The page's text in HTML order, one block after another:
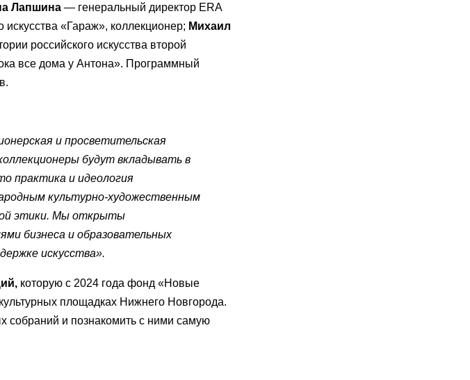
Лапшина — генеральный директор ERA
«Гараж», коллекционер; Михаил
российского искусства второй
все дома у Антона». Программный
и просветительская
будут вкладывать в
практика и идеология
культурно-художественным
этики. Мы открыты
бизнеса и образовательных
искусства».
которую с 2024 года фонд «Новые
площадках Нижнего Новгорода.
собраний и познакомить с ними самую